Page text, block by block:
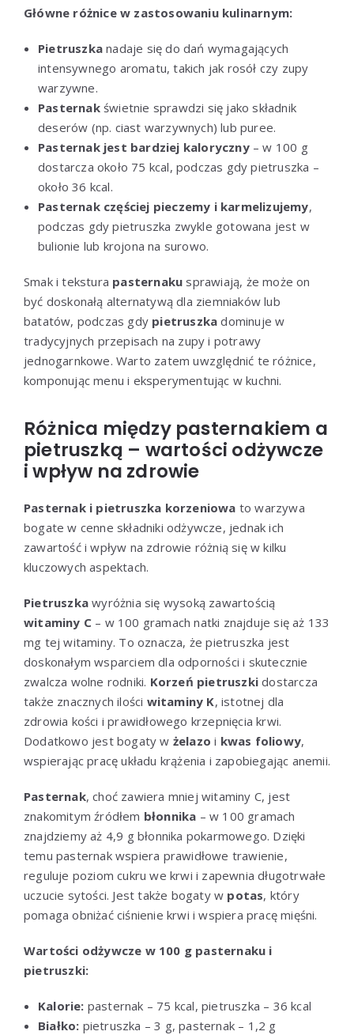
Główne różnice w zastosowaniu kulinarnym:
Pietruszka nadaje się do dań wymagających
intensywnego aromatu, takich jak rosół czy zupy
warzywne.
Pasternakświetnie sprawdzi się jako składnik
deserów (np. ciast warzywnych) lub puree.
Pasternak jest bardziej kaloryczny– w 100 g
dostarcza około 75 kcal, podczas gdy pietruszka –
około 36 kcal.
Pasternak częściej pieczemy i karmelizujemy,
podczas gdy pietruszka zwykle gotowana jest w
bulionie lub krojona na surowo.
Smak i tekstura pasternaku sprawiają, że może on
być doskonałą alternatywą dla ziemniaków lub
batatów, podczas gdy pietruszka dominuje w
tradycyjnych przepisach na zupy i potrawy
jednogarnkowe. Warto zatem uwzględnić te różnice,
komponując menu i eksperymentując w kuchni.
Różnica między pasternakiem a
pietruszką – wartości odżywcze
i wpływ na zdrowie
Pasternak i pietruszka korzeniowa to warzywa
bogate w cenne składniki odżywcze, jednak ich
zawartość i wpływ na zdrowie różnią się w kilku
kluczowych aspektach.
Pietruszka wyróżnia się wysoką zawartością
witaminy C – w 100 gramach natki znajduje się aż 133
mg tej witaminy. To oznacza, że pietruszka jest
doskonałym wsparciem dla odporności i skutecznie
zwalcza wolne rodniki. Korzeń pietruszki dostarcza
także znacznych ilości witaminy K, istotnej dla
zdrowia kości i prawidłowego krzepnięcia krwi.
Dodatkowo jest bogaty w żelazo i kwas foliowy,
wspierając pracę układu krążenia i zapobiegając anemii.
Pasternak, choć zawiera mniej witaminy C, jest
znakomitym źródłem błonnika – w 100 gramach
znajdziemy aż 4,9 g błonnika pokarmowego. Dzięki
temu pasternak wspiera prawidłowe trawienie,
reguluje poziom cukru we krwi i zapewnia długotrwałe
uczucie sytości. Jest także bogaty w potas, który
pomaga obniżać ciśnienie krwi i wspiera pracę mięśni.
Wartości odżywcze w 100 g pasternaku i
pietruszki:
Kalorie: pasternak – 75 kcal, pietruszka – 36 kcal
Białko: pietruszka – 3 g, pasternak – 1,2 g